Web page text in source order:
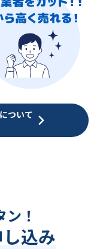
ついて
！
し込み